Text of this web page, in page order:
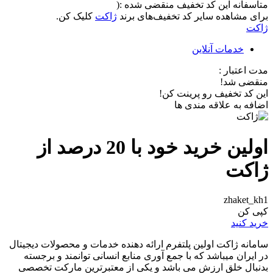
متاسفانه این کد تخفیف منقضی شده :(
برای مشاهده سایر کد تخفیف‌های برند ژاکت کلیک کن.
ژاکت
خدمات آنلاین
مدت اعتبار :
منقضی شد!
این کد تخفیف رو پرینت کن!
اضافه به علاقه مندی ها
اولین خرید خود با 20 درصد از
ژاکت
zhaket_kh1
کپی کن
خرید کنید
سامانه ژاکت اولین پلتفرم ارائه دهنده خدمات و محصولات دیجیتال
در ایران میباشد که با جمع آوری منابع انسانی توانمند و برجسته
بدنبال خلق ارزش می باشد و یکی از معتبرترین مارکت تخصصی